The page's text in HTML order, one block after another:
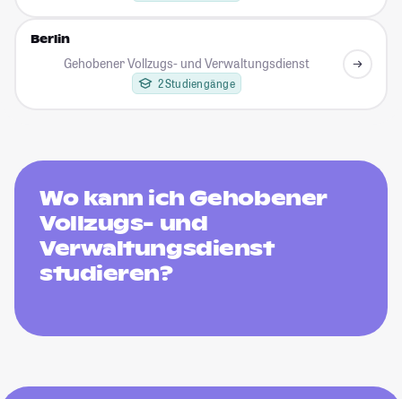
Berlin
Gehobener Vollzugs- und Verwaltungsdienst
2 Studiengänge
Wo kann ich Gehobener
Vollzugs- und
Verwaltungsdienst
studieren?